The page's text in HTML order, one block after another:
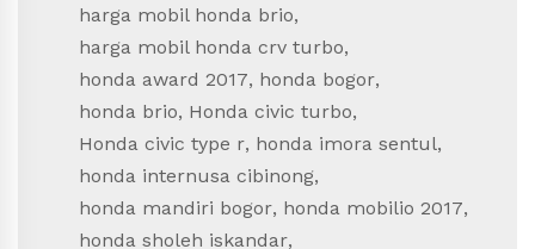
harga mobil honda brio,
harga mobil honda crv turbo,
honda award 2017, honda bogor,
honda brio, Honda civic turbo,
Honda civic type r, honda imora sentul,
honda internusa cibinong,
honda mandiri bogor, honda mobilio 2017,
honda sholeh iskandar,